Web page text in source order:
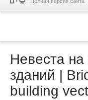
Невеста
зданий |
building